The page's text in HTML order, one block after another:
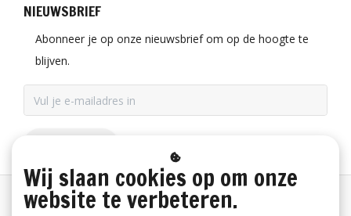
NIEUWSBRIEF
Abonneer je op onze nieuwsbrief om op de hoogte te
blijven.
Betaalinformatie
Wij slaan cookies op om onze
website te verbeteren.